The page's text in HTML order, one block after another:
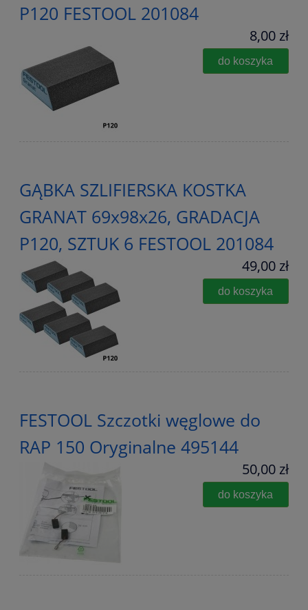
P120 FESTOOL 201084
8,00 zł
do koszyka
GĄBKA SZLIFIERSKA KOSTKA
GRANAT 69x98x26, GRADACJA
P120, SZTUK 6 FESTOOL 201084
49,00 zł
do koszyka
FESTOOL Szczotki węglowe do
RAP 150 Oryginalne 495144
50,00 zł
do koszyka